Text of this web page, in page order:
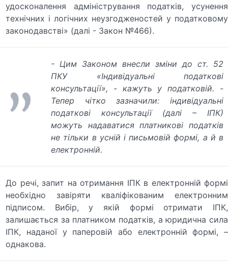
удосконалення адміністрування податків, усунення
технічних і логічних неузгодженостей у податковому
законодавстві» (далі - Закон №466).
- Цим Законом внесли зміни до ст. 52
ПКУ «Індивідуальні податкові
консультації», - кажуть у податковій. -
Тепер чітко зазначили: індивідуальні
податкові консультації (далі – ІПК)
можуть надаватися платникові податків
не тільки в усній і письмовій формі, а й в
електронній.
До речі, запит на отримання ІПК в електронній формі
необхідно завіряти кваліфікованим електронним
підписом. Вибір, у якій формі отримати ІПК,
залишається за платником податків, а юридична сила
ІПК, наданої у паперовій або електронній формі, –
однакова.